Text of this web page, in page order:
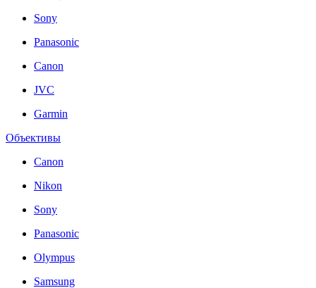
Sony
Panasonic
Canon
JVC
Garmin
Объективы
Canon
Nikon
Sony
Panasonic
Olympus
Samsung